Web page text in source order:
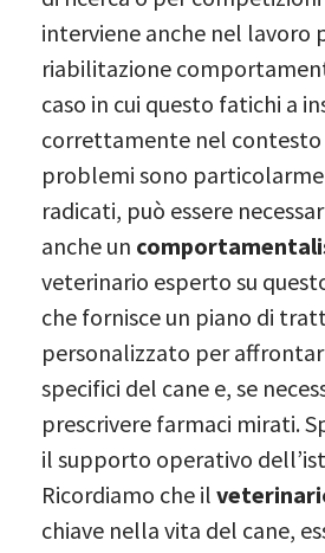
interviene anche nel lavoro
riabilitazione
caso in cui questo fatichi a
correttamente nel contesto
problemi sono
radicati, può essere
anche un
veterinario esperto su
che fornisce un piano di
personalizzato per
specifici del cane e, se
prescrivere farmaci mirati.
il supporto operativo
Ricordiamo che il
chiave nella vita del cane,